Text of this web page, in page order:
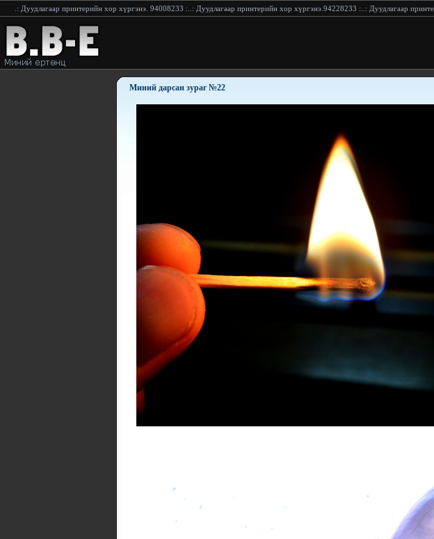
94008233:..:Дуудлагаар принтерийн хор хүргэнэ.94228233:..:Дуудлагаар принтерийн хор хүргэнэ.89181154:..:
Миний дарсан зураг №22